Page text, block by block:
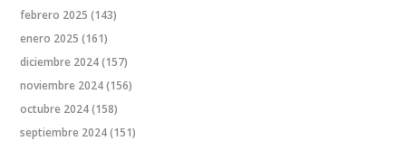
febrero 2025 (143)
enero 2025 (161)
diciembre 2024(157)
noviembre 2024(156)
octubre 2024(158)
septiembre 2024(151)